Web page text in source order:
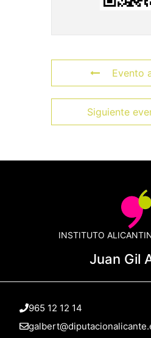
Evento
Siguiente
INSTITUTO
Juan Gil
965 12 12 14